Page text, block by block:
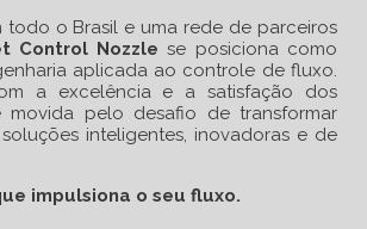
todo o Brasil e uma rede de parceiros
Control Nozzle se posiciona como
aplicada ao controle de fluxo.
a excelência e a satisfação dos
movida pelo desafio de transformar
inteligentes, inovadoras e de
impulsiona o seu fluxo.